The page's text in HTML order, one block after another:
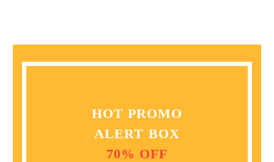
HOT PROMO
ALERT BOX
70% OFF